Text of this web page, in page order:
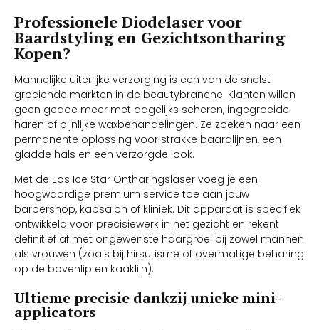
Professionele Diodelaser voor
Baardstyling en Gezichtsontharing
Kopen?
Mannelijke uiterlijke verzorging is een van de snelst
groeiende markten in de beautybranche. Klanten willen
geen gedoe meer met dagelijks scheren, ingegroeide
haren of pijnlijke waxbehandelingen. Ze zoeken naar een
permanente oplossing voor strakke baardlijnen, een
gladde hals en een verzorgde look.
Met de Eos Ice Star Ontharingslaser voeg je een
hoogwaardige premium service toe aan jouw
barbershop, kapsalon of kliniek. Dit apparaat is specifiek
ontwikkeld voor precisiewerk in het gezicht en rekent
definitief af met ongewenste haargroei bij zowel mannen
als vrouwen (zoals bij hirsutisme of overmatige beharing
op de bovenlip en kaaklijn).
Ultieme precisie dankzij unieke mini-
applicators